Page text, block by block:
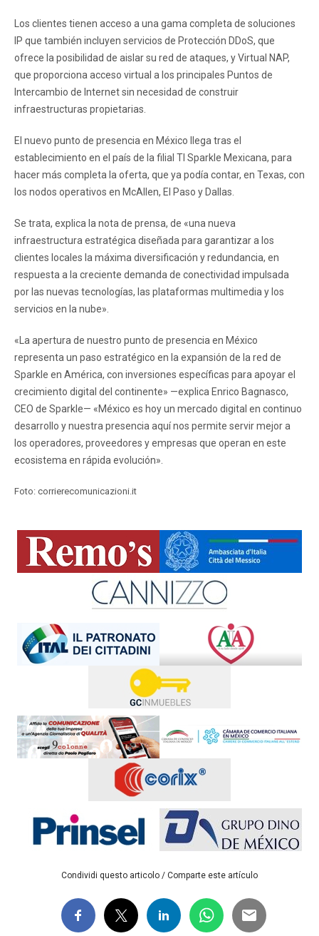
Los clientes tienen acceso a una gama completa de soluciones
IP que también incluyen servicios de Protección DDoS, que
ofrece la posibilidad de aislar su red de ataques, y Virtual NAP,
que proporciona acceso virtual a los principales Puntos de
Intercambio de Internet sin necesidad de construir
infraestructuras propietarias.
El nuevo punto de presencia en México llega tras el
establecimiento en el país de la filial TI Sparkle Mexicana, para
hacer más completa la oferta, que ya podía contar, en Texas, con
los nodos operativos en McAllen, El Paso y Dallas.
Se trata, explica la nota de prensa, de «una nueva
infraestructura estratégica diseñada para garantizar a los
clientes locales la máxima diversificación y redundancia, en
respuesta a la creciente demanda de conectividad impulsada
por las nuevas tecnologías, las plataformas multimedia y los
servicios en la nube».
«La apertura de nuestro punto de presencia en México
representa un paso estratégico en la expansión de la red de
Sparkle en América, con inversiones específicas para apoyar el
crecimiento digital del continente» —explica Enrico Bagnasco,
CEO de Sparkle— «México es hoy un mercado digital en continuo
desarrollo y nuestra presencia aquí nos permite servir mejor a
los operadores, proveedores y empresas que operan en este
ecosistema en rápida evolución».
Foto: corrierecomunicazioni.it
Condividi questo articolo / Comparte este artículo